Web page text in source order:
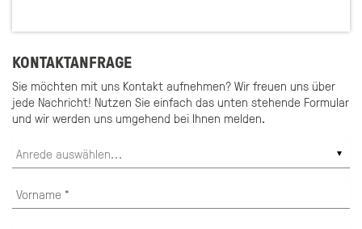
KONTAKTANFRAGE
Sie möchten mit uns Kontakt aufnehmen? Wir freuen uns über
jede Nachricht! Nutzen Sie einfach das unten stehende Formular
und wir werden uns umgehend bei Ihnen melden.